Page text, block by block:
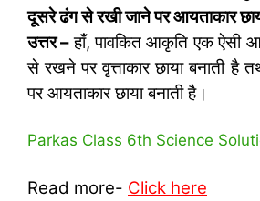
दूसरे ढंग से रखी जाने पर आयताकार
उत्तर –हाँ, पावकित आकृति एक ऐसी
से रखने पर वृत्ताकार छाया बनाती
पर आयताकार छाया बनाती है।
Parkas Class 6th Science
Read more- Click here